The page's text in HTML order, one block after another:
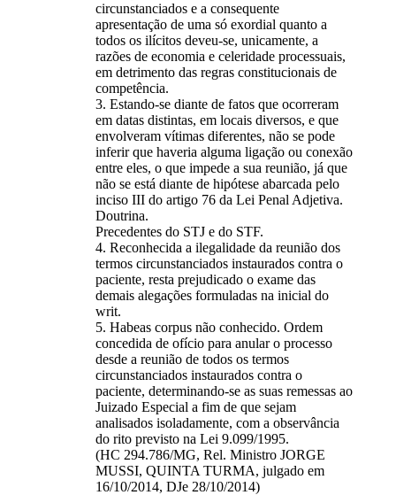
circunstanciados e a consequente
apresentação de uma só exordial quanto a
todos os ilícitos deveu-se, unicamente, a
razões de economia e celeridade processuais,
em detrimento das regras constitucionais de
competência.
3. Estando-se diante de fatos que ocorreram
em datas distintas, em locais diversos, e que
envolveram vítimas diferentes, não se pode
inferir que haveria alguma ligação ou conexão
entre eles, o que impede a sua reunião, já que
não se está diante de hipótese abarcada pelo
inciso III do artigo 76 da Lei Penal Adjetiva.
Doutrina.
Precedentes do STJ e do STF.
4. Reconhecida a ilegalidade da reunião dos
termos circunstanciados instaurados contra o
paciente, resta prejudicado o exame das
demais alegações formuladas na inicial do
writ.
5. Habeas corpus não conhecido. Ordem
concedida de ofício para anular o processo
desde a reunião de todos os termos
circunstanciados instaurados contra o
paciente, determinando-se as suas remessas ao
Juizado Especial a fim de que sejam
analisados isoladamente, com a observância
do rito previsto na Lei 9.099/1995.
(HC 294.786/MG, Rel. Ministro JORGE
MUSSI, QUINTA TURMA, julgado em
16/10/2014, DJe 28/10/2014)